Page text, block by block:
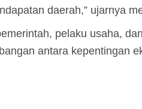
daerah,” ujarnya
pelaku usaha,
antara kepentingan
TRIOKTA 11